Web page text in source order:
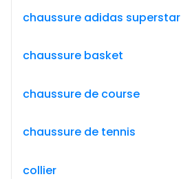
chaussure adidas superstar
chaussure basket
chaussure de course
chaussure de tennis
collier